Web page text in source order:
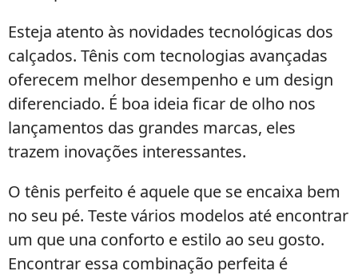
Esteja atento às novidades tecnológicas dos
calçados. Tênis com tecnologias avançadas
oferecem melhor desempenho e um design
diferenciado. É boa ideia ficar de olho nos
lançamentos das grandes marcas, eles
trazem inovações interessantes.
O tênis perfeito é aquele que se encaixa bem
no seu pé. Teste vários modelos até encontrar
um que una conforto e estilo ao seu gosto.
Encontrar essa combinação perfeita é